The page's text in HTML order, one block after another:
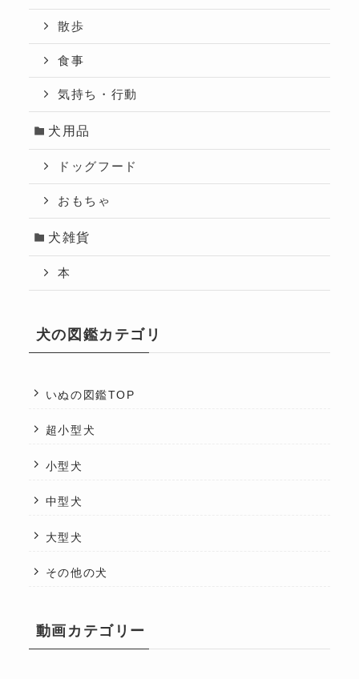
散歩
食事
気持ち・行動
犬用品
ドッグフード
おもちゃ
犬雑貨
本
犬の図鑑カテゴリ
いぬの図鑑TOP
超小型犬
小型犬
中型犬
大型犬
その他の犬
動画カテゴリー